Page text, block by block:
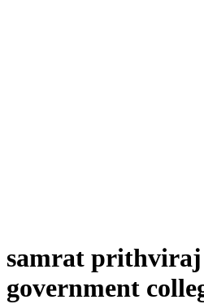
samrat prithviraj
government